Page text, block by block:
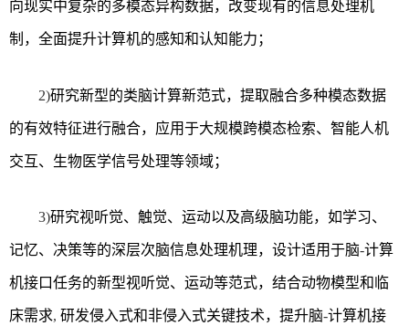
向现实中复杂的多模态异构数据，改变现有的信息处理机
制，全面提升计算机的感知和认知能力；
2)研究新型的类脑计算新范式，提取融合多种模态数据
的有效特征进行融合，应用于大规模跨模态检索、智能人机
交互、生物医学信号处理等领域；
3)研究视听觉、触觉、运动以及高级脑功能，如学习、
记忆、决策等的深层次脑信息处理机理，设计适用于脑-计算
机接口任务的新型视听觉、运动等范式，结合动物模型和临
床需求, 研发侵入式和非侵入式关键技术，提升脑-计算机接